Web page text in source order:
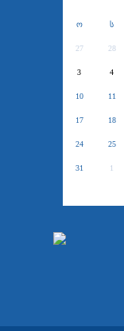
ო ს
27 28
3 4
10 11
17 18
24 25
31 1